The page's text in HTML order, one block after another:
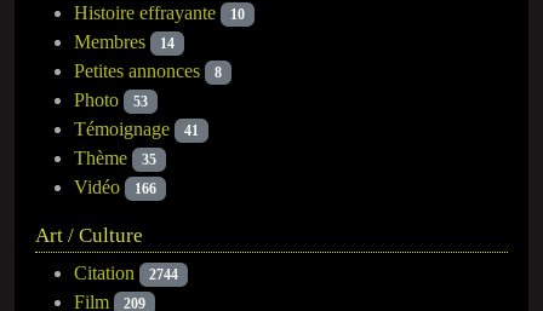
Histoire effrayante 10
Membres 14
Petites annonces 8
Photo 53
Témoignage 41
Thème 35
Vidéo 166
Art / Culture
Citation 2744
Film 209